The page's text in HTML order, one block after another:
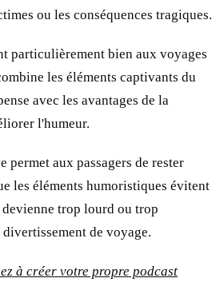
ou les conséquences tragiques.
particulièrement bien aux voyages
les éléments captivants du
avec les avantages de la
l'humeur.
permet aux passagers de rester
les éléments humoristiques évitent
trop lourd ou trop
de voyage.
à créer votre propre podcast